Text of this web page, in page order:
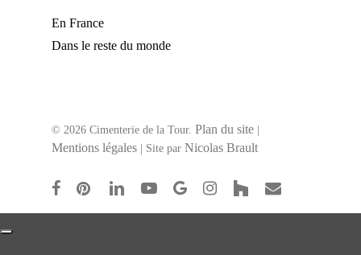
En France
Dans le reste du monde
© 2026 Cimenterie de la Tour. Plan du site
Mentions légales | Site par Nicolas Brault
facebookpinterestlinkedinyoutubegoogle-instagram
houzz email